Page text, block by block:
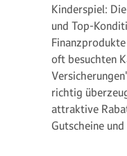
Kinderspiel:
und Top-
oft besuchten
richtig
attraktive
Gutscheine